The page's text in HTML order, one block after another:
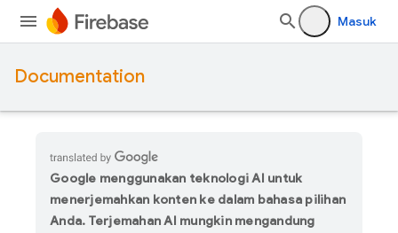
Masuk
Documentation
Google menggunakan teknologi AI untuk
menerjemahkan konten ke dalam bahasa pilihan
Anda. Terjemahan AI mungkin mengandung